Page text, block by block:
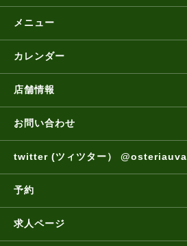
メニュー
カレンダー
店舗情報
お問い合わせ
twitter (ツィツター） @osteriauva
予約
求人ページ